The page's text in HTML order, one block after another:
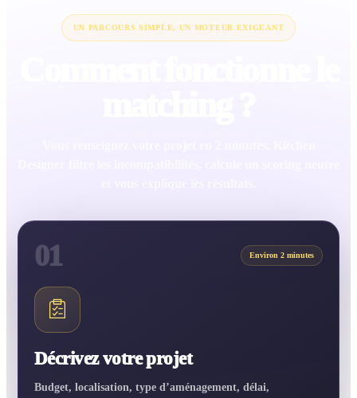
UN PARCOURS SIMPLE, UN MOTEUR EXIGEANT
01 Environ 2 minutes
Décrivez votre projet
Budget, localisation, type d’aménagement, délai,